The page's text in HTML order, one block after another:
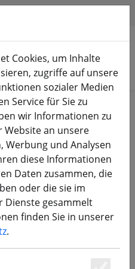
(m/w/d)
Cookies, um Inhalte
zugriffe auf unsere
sozialer Medien
Service für Sie zu
wir Informationen zu
an unsere
Werbung und Analysen
diese Informationen
Daten zusammen, die
oder die sie im
Dienste gesammelt
finden Sie in unserer
.